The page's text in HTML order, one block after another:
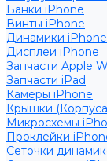
Банки iPhone
Винты iPhone
Динамики iPhone
Дисплеи iPhone
Запчасти Apple
Запчасти iPad
Камеры iPhone
Крышки
Микросхемы
Проклейки
Сеточки